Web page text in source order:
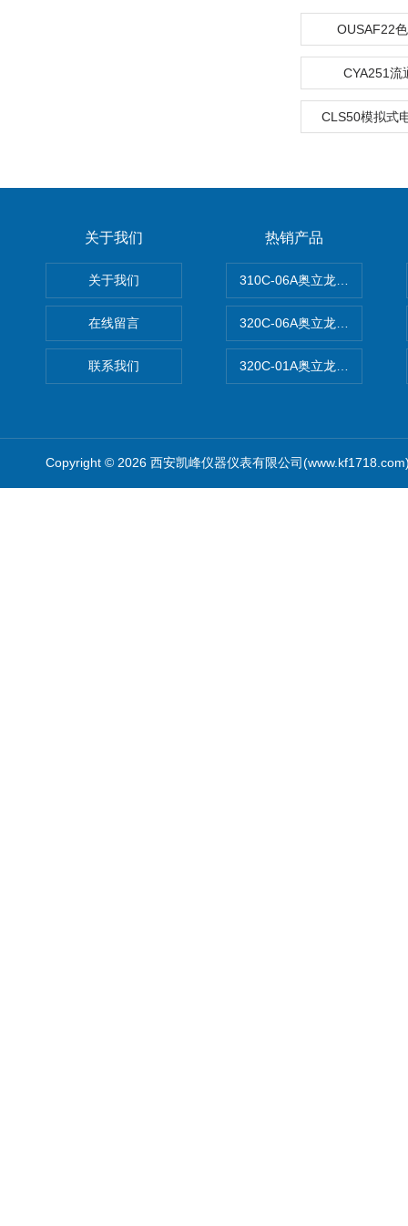
OUSAF22
CYA251流
CLS50模拟式
关于我们
关于我们
在线留言
联系我们
热销产品
310C-06A奥立龙实验室台式
320C-06A奥立龙实验室便携
320C-01A奥立龙实验室便携
Copyright © 2026 西安凯峰仪器仪表有限公司